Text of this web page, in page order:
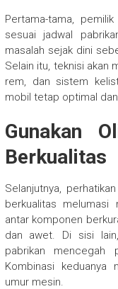
Pertama-tama,
sesuai jadwal
masalah sejak dini
Selain itu, teknisi akan
rem, dan sistem
mobil tetap optimal
Gunakan
Berkualitas
Selanjutnya,
berkualitas
antar komponen
dan awet. Di sisi
pabrikan mencegah
Kombinasi keduanya
umur mesin.